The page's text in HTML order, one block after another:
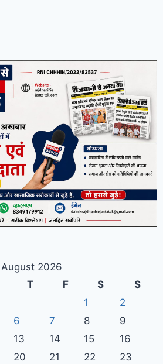
August 2026
T F S
S
1
2
6 7 8
9
13 14 15
16
20 21 22
23